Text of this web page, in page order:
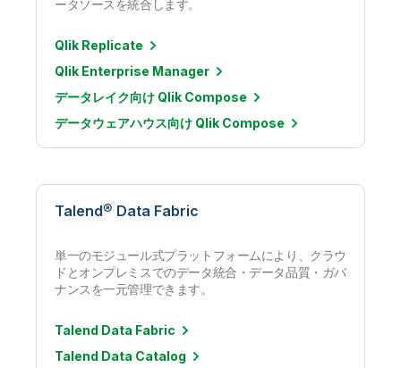
ータソースを統合します。
Qlik Replicate
Qlik Enterprise Manager
データレイク向け Qlik Compose
データウェアハウス向け Qlik Compose
Talend® Data Fabric
単一のモジュール式プラットフォームにより、クラウ
ドとオンプレミスでのデータ統合・データ品質・ガバ
ナンスを一元管理できます。
Talend Data Fabric
Talend Data Catalog